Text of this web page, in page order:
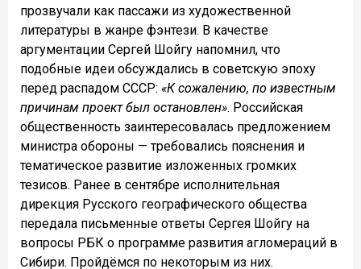
прозвучали как пассажи из художественной
литературы в жанре фэнтези. В качестве
аргументации Сергей Шойгу напомнил, что
подобные идеи обсуждались в советскую эпоху
перед распадом СССР: «К сожалению, по известным
причинам проект был остановлен». Российская
общественность заинтересовалась предложением
министра обороны — требовались пояснения и
тематическое развитие изложенных громких
тезисов. Ранее в сентябре исполнительная
дирекция Русского географического общества
передала письменные ответы Сергея Шойгу на
вопросы РБК о программе развития агломераций в
Сибири. Пройдёмся по некоторым из них.